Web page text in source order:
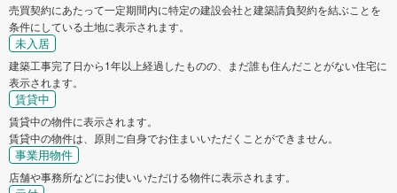
売買契約にあたって一定期間内に特定の建設会社と建築請負契約を結ぶことを
条件にしている土地に表示されます。
未入居
建築工事完了日から1年以上経過したものの、まだ誰も住んだことがない住宅に
表示されます。
賃貸中
賃貸中の物件に表示されます。
賃貸中の物件は、原則ご自身でお住まいいただくことができません。
事業用物件
店舗や事務所などにお使いいただける物件に表示されます。